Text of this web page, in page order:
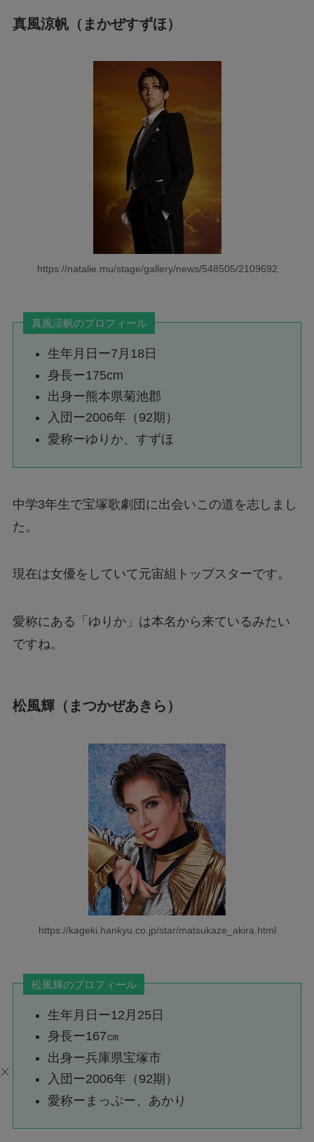
真風涼帆（まかぜすずほ）
https://natalie.mu/stage/gallery/news/548505/2109692
真風涼帆のプロフィール
生年月日ー7月18日
身長ー175cm
出身ー熊本県菊池郡
入団ー2006年（92期）
愛称ーゆりか、すずほ
中学3年生で宝塚歌劇団に出会いこの道を志しまし
た。
現在は女優をしていて元宙組トップスターです。
愛称にある「ゆりか」は本名から来ているみたい
ですね。
松風輝（まつかぜあきら）
https://kageki.hankyu.co.jp/star/matsukaze_akira.html
松風輝のプロフィール
生年月日ー12月25日
身長ー167㎝
出身ー兵庫県宝塚市
入団ー2006年（92期）
愛称ーまっぷー、あかり